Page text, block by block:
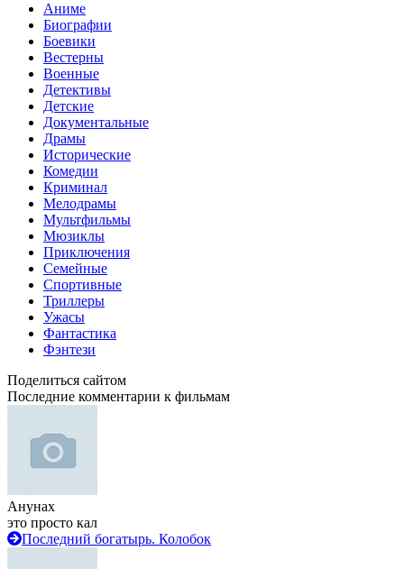
Аниме
Биографии
Боевики
Вестерны
Военные
Детективы
Детские
Документальные
Драмы
Исторические
Комедии
Криминал
Мелодрамы
Мультфильмы
Мюзиклы
Приключения
Семейные
Спортивные
Триллеры
Ужасы
Фантастика
Фэнтези
Поделиться сайтом
Последние комментарии к фильмам
Анунах
это просто кал
Последний богатырь. Колобок